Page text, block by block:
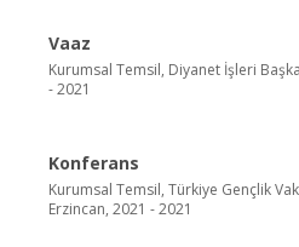
Vaaz
Kurumsal Temsil, Diyanet İşleri
- 2021
Konferans
Kurumsal Temsil, Türkiye Gençlik
Erzincan, 2021 - 2021